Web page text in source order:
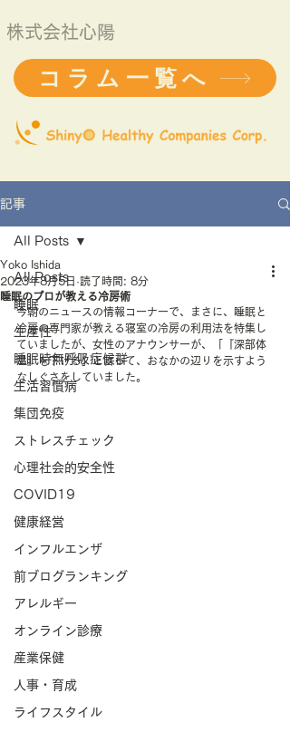
株式会社心陽
コラム一覧へ
記事
All Posts
睡眠
生産性
睡眠時無呼吸症候群
生活習慣病
集団免疫
ストレスチェック
心理社会的安全性
COVID19
健康経営
インフルエンザ
前ブログランキング
アレルギー
オンライン診療
産業保健
人事・育成
ライフスタイル
All Posts
睡眠のプロが教える冷房術
Yoko Ishida
2023年8月5日 読了時間: 8分
今朝のニュースの情報コーナーで、まさに、睡眠と
冷房の専門家が教える寝室の冷房の利用法を特集し
ていましたが、女性のアナウンサーが、「『深部体
温』を下げる」と言って、おなかの辺りを示すよう
なしぐさをしていました。